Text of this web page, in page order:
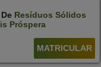
De Resíduos Sólidos
Próspera
MATRICULAR